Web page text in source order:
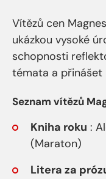
Vítězů cen
ukázkou vysoké
schopnosti
témata a přinášet
Seznam vítězů
Kniha roku :
(Maraton)
Litera za